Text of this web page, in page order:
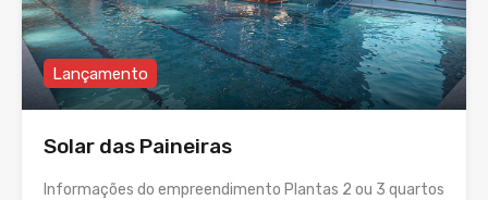
Lançamento
Solar das Paineiras
Informações do empreendimento Plantas 2 ou 3 quartos